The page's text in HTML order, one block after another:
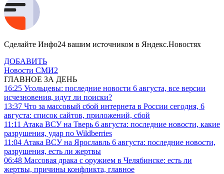
Сделайте Инфо24 вашим источником в Яндекс.Новостях
ДОБАВИТЬ
Новости СМИ2
ГЛАВНОЕ ЗА ДЕНЬ
16:25 Усольцевы: последние новости 6 августа, все версии
исчезновения, идут ли поиски?
13:37 Что за массовый сбой интернета в России сегодня, 6
августа: список сайтов, приложений, сбой
11:11 Атака ВСУ на Тверь 6 августа: последние новости, какие
разрушения, удар по Wildberries
11:04 Атака ВСУ на Ярославль 6 августа: последние новости,
разрушения, есть ли жертвы
06:48 Массовая драка с оружием в Челябинске: есть ли
жертвы, причины конфликта, главное